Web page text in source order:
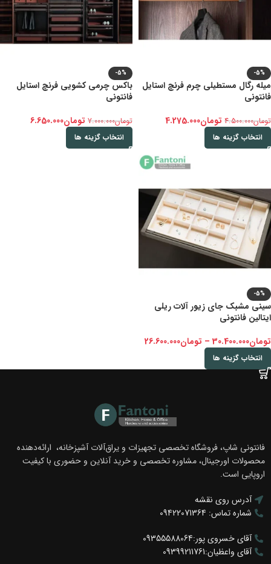
-5%
میله رگال مستطیلی چرم فرنچ استایل
فانتونی
تومان4.500.000 تومان4.275.000
انتخاب گزینه ها
-5%
باکس چرمی کشویی فرنچ استایل
فانتونی
تومان7.000.000 تومان6.650.000
انتخاب گزینه ها
-5%
سینی مشبک جای زیور آلات ریلی
ایتالین فانتونی
تومان30.400.000
– تومان26.600.000
انتخاب گزینه ها
فانتونی شاپ، فروشگاه تخصصی تجهیزات و یراق‌آلات آشپزخانه، ارائه‌دهنده
محصولات اورجینال، مشاوره تخصصی و خرید آنلاین و حضوری با کیفیت
اروپایی است.
آدرس روی نقشه
شماره تماس: 09422071364
آقای خسروی پور:09355588064
آقای واعظیان:09399211761